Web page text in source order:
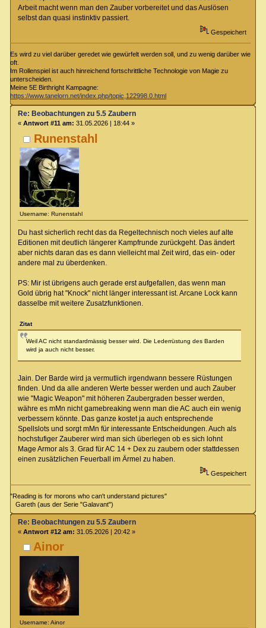
Arbeit macht wenn man den Zauber vorbereitet und das Auslösen
selbst dan quasi instinktiv passiert.
Gespeichert
Es wird zu viel darüber geredet wie gewürfelt werden soll, und zu wenig darüber wie
oft.
Im Rollenspiel ist auch hinreichend fortschrittliche Technologie von Magie zu
unterscheiden.
Meine 5E Birthright Kampagne:
https://www.tanelorn.net/index.php/topic,122998.0.html
Runenstahl
Username: Runenstahl
Re: Beobachtungen zu 5.5 Zaubern
« Antwort #11 am: 31.05.2026 | 18:44 »
Du hast sicherlich recht das da Regeltechnisch noch vieles auf alte
Editionen mit deutlich längerer Kampfrunde zurückgeht. Das ändert
aber nichts daran das es dann vielleicht mal Zeit wird, das ein- oder
andere mal zu überdenken.
PS: Mir ist übrigens auch gerade erst aufgefallen, das wenn man
Gold übrig hat "Knock" nicht länger interessant ist. Arcane Lock kann
dasselbe mit weitere Zusatzfunktionen.
Zitat
Weil AC nicht standardmässig besser wird. Die Lederrüstung des Barden
wird ja auch nicht besser.
Jain. Der Barde wird ja vermutlich irgendwann bessere Rüstungen
finden. Und da alle anderen Werte besser werden und auch Zauber
wie "Magic Weapon" mit höheren Zaubergraden besser werden,
währe es mMn nicht gamebreaking wenn man die AC auch ein wenig
verbessern könnte. Das ganze kostet ja auch entsprechende
Spellslots und sorgt mMn für interessante Entscheidungen. Auch als
hochstufiger Zauberer wird man sich überlegen ob es sich lohnt
Mage Armor als 3. Grad für AC 14 + Dex zu zaubern oder stattdessen
einen zusätzlichen Feuerball im Ärmel zu haben.
Gespeichert
"Reading is for morons who can't understand pictures"
Gareth (aus der Serie "Galavant")
Ainor
Username: Ainor
Re: Beobachtungen zu 5.5 Zaubern
« Antwort #12 am: 31.05.2026 | 20:42 »